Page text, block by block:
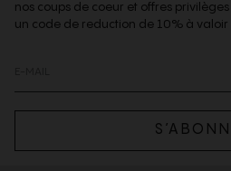
nos coups de coeur et offres
un code de reduction de 10% à